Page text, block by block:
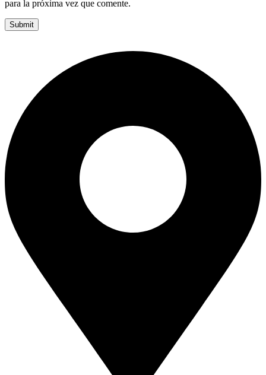
para la próxima vez que comente.